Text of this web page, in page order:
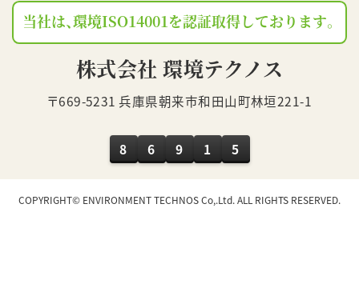
当社は、環境ISO14001を認証取得しております。
株式会社 環境テクノス
〒669-5231 兵庫県朝来市和田山町林垣221-1
8 6 9 1 5
COPYRIGHT© ENVIRONMENT TECHNOS Co,.Ltd. ALL RIGHTS RESERVED.